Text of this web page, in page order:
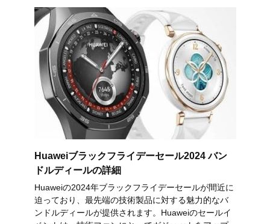
Huaweiブラックフライデーセール2024 バン
ドルディールの詳細
Huaweiの2024年ブラックフライデーセールが間近に
迫っており、最先端の技術製品に対する魅力的なバ
ンドルディールが提供されます。Huaweiのセールイ